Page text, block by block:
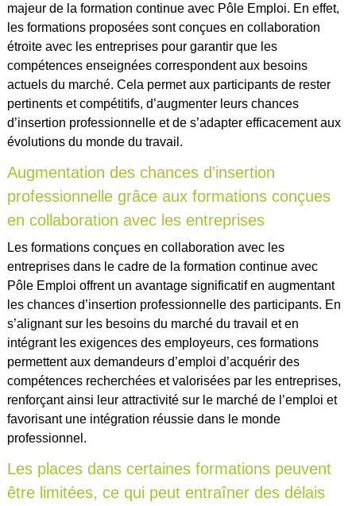
majeur de la formation continue avec Pôle Emploi. En effet,
les formations proposées sont conçues en collaboration
étroite avec les entreprises pour garantir que les
compétences enseignées correspondent aux besoins
actuels du marché. Cela permet aux participants de rester
pertinents et compétitifs, d’augmenter leurs chances
d’insertion professionnelle et de s’adapter efficacement aux
évolutions du monde du travail.
Augmentation des chances d’insertion
professionnelle grâce aux formations conçues
en collaboration avec les entreprises
Les formations conçues en collaboration avec les
entreprises dans le cadre de la formation continue avec
Pôle Emploi offrent un avantage significatif en augmentant
les chances d’insertion professionnelle des participants. En
s’alignant sur les besoins du marché du travail et en
intégrant les exigences des employeurs, ces formations
permettent aux demandeurs d’emploi d’acquérir des
compétences recherchées et valorisées par les entreprises,
renforçant ainsi leur attractivité sur le marché de l’emploi et
favorisant une intégration réussie dans le monde
professionnel.
Les places dans certaines formations peuvent
être limitées, ce qui peut entraîner des délais